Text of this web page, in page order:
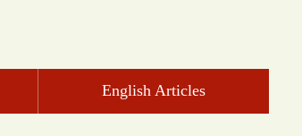
English Articles